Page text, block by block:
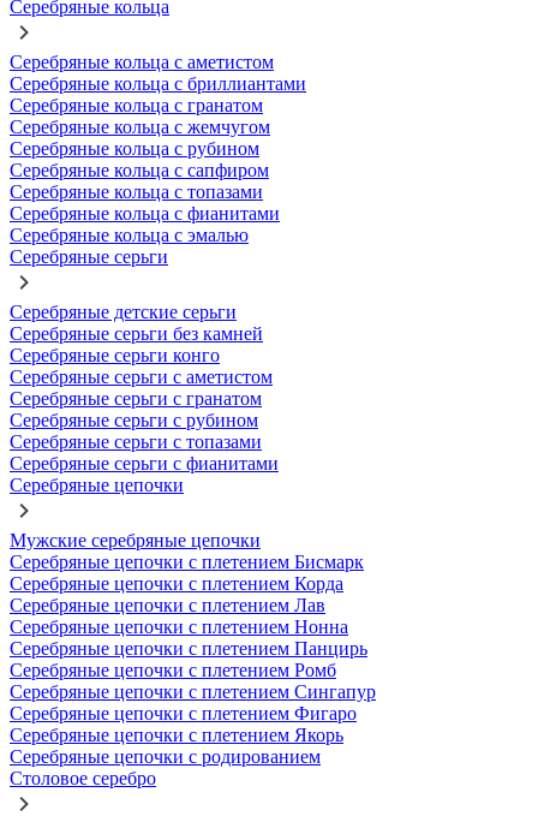
Серебряные кольца
Серебряные кольца с аметистом
Серебряные кольца с бриллиантами
Серебряные кольца с гранатом
Серебряные кольца с жемчугом
Серебряные кольца с рубином
Серебряные кольца с сапфиром
Серебряные кольца с топазами
Серебряные кольца с фианитами
Серебряные кольца с эмалью
Серебряные серьги
Серебряные детские серьги
Серебряные серьги без камней
Серебряные серьги конго
Серебряные серьги с аметистом
Серебряные серьги с гранатом
Серебряные серьги с рубином
Серебряные серьги с топазами
Серебряные серьги с фианитами
Серебряные цепочки
Мужские серебряные цепочки
Серебряные цепочки с плетением Бисмарк
Серебряные цепочки с плетением Корда
Серебряные цепочки с плетением Лав
Серебряные цепочки с плетением Нонна
Серебряные цепочки с плетением Панцирь
Серебряные цепочки с плетением Ромб
Серебряные цепочки с плетением Сингапур
Серебряные цепочки с плетением Фигаро
Серебряные цепочки с плетением Якорь
Серебряные цепочки с родированием
Столовое серебро